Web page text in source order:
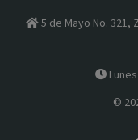
5 de Mayo No. 321,
Lunes
©